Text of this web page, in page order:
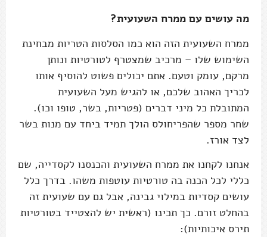
מה עושים עם ממרח השעועית?
ממרח השעועית הזה הוא כמו הסלסות הטריות מבחינת
השימוש שלו – מרכיב שמצטרף לטורטיות ונותן
מרקם, עומק וטעם. אתם יכולים פשוט להוסיף אותו
לכריך האהוב שלכם, או להגיש מעל השעועית
המתובלת כל מיני דברים (פטריות, בשר, טופו וכו).
שחר מספר שהפריחולס הולך תמיד ביחד עם מנות בשר
לצד אורז.
אנחנו לקחנו את ממרח השעועית והכנסנו לקסדייה, שם
כללי לכל הכנה בה טורטיות עוטפות משהו. בדרך כלל
עושים קסדיות במילוי גבינה, אבל גם עם שעועית זה
בהחלט זורם. כך תכינו (ראשית יש להצטייד בטורטיות
תירס איכותיות):